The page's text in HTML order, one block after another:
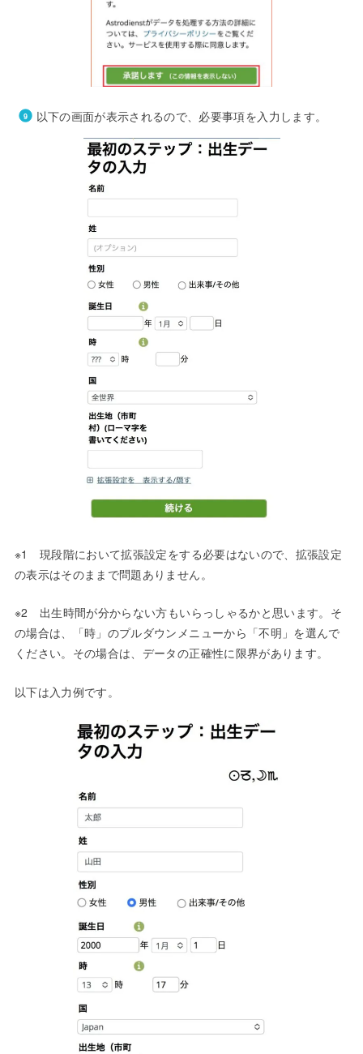
以下の画面が表示されるので、必要事項を入力します。
※1 現段階において拡張設定をする必要はないので、拡張設定
の表示はそのままで問題ありません。
※2 出生時間が分からない方もいらっしゃるかと思います。そ
の場合は、「時」のプルダウンメニューから「不明」を選んで
ください。その場合は、データの正確性に限界があります。
以下は入力例です。